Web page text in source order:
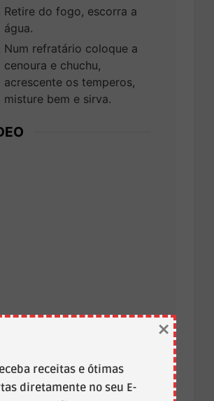
Retire do fogo, escorra a
água.
Num refratário coloque a
cenoura e chuchu,
acrescente os temperos,
misture bem e sirva.
receitas e ótimas
diretamente no seu E-
×